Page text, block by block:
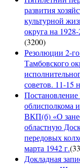
развития
культурной
округа на
(3200)
Резолюции 2-
Тамбовского
советов. 11-15
облисполкома
ВКП(б) «О
областную
передовых
марта 1942 г.(
Докладная